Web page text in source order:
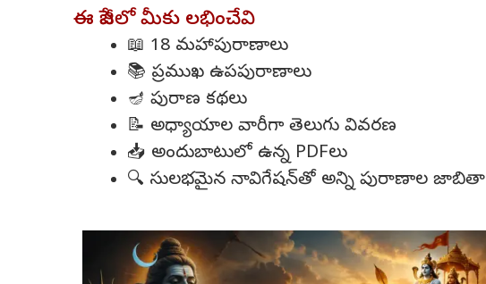
ఈ పేజీలో మీకు లభించేవి
📖 18 మహాపురాణాలు
📚 ప్రముఖ ఉపపురాణాలు
🪔 పురాణ కథలు
📝 అధ్యాయాల వారీగా తెలుగు వివరణ
📥 అందుబాటులో ఉన్న PDFలు
🔍 సులభమైన నావిగేషన్‌తో అన్ని పురాణాల జాబితా